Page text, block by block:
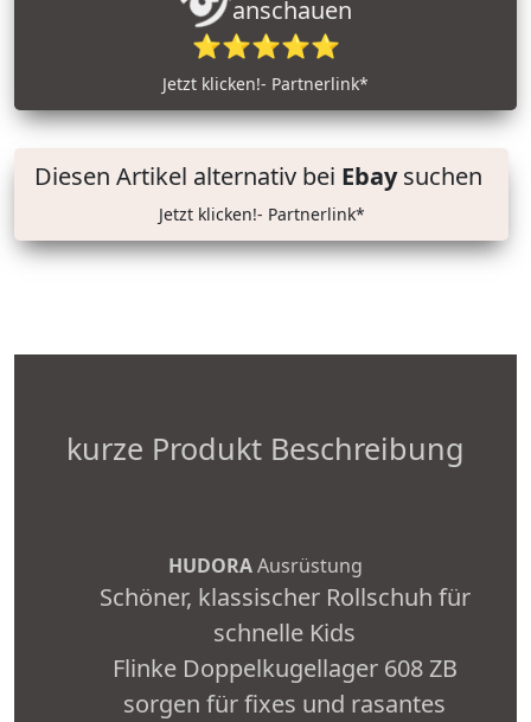
anschauen
⭐⭐⭐⭐⭐
Jetzt klicken!- Partnerlink*
Diesen Artikel alternativ bei Ebaysuchen
Jetzt klicken!- Partnerlink*
kurze Produkt Beschreibung
HUDORAAusrüstung
Schöner, klassischer Rollschuh für
schnelle Kids
Flinke Doppelkugellager 608 ZB
sorgen für fixes und rasantes